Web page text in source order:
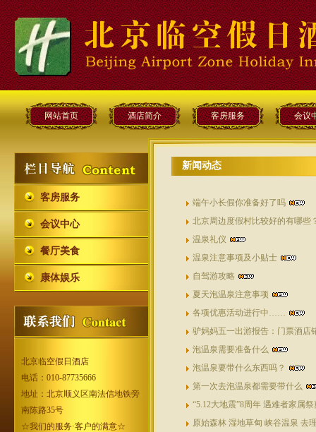
网站首页 酒店简介 客房服务 会议
客房服务
会议中心
餐厅美食
康体娱乐
北京临空假日酒店
电话：010-87735666
地址：北京顺义区南法信地铁旁
南陈路35号
☆我们的服务·客户的满意☆
新闻动态
端午小长假你准备好了吗
北京周边度假村比较好的有哪些
温泉礼仪
温泉注意事项及小贴士
自驾游攻略
夏天泡温泉注意事项
各项优惠活动进行中……
驴妈妈五一出游报告：门票酒店
泡温泉需要准备什么
泡温泉要带什么东西吗？
第一次去泡温泉都需要带什么
“5.12大地震”8周年 遇难者家属
原始森林 湿地草甸 峡谷温泉 去